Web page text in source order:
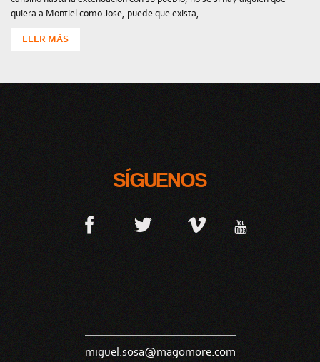
quiera a Montiel como Jose, puede que exista,…
LEER MÁS
SÍGUENOS
miguel.sosa@magomore.com